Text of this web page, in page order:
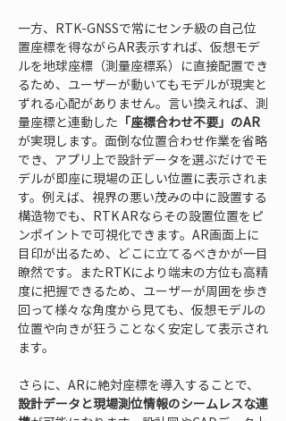
一方、RTK-GNSSで常にセンチ級の自己位
置座標を得ながらAR表示すれば、仮想モデ
ルを地球座標（測量座標系）に直接配置でき
るため、ユーザーが動いてもモデルが現実と
ずれる心配がありません。言い換えれば、測
量座標と連動した 「座標合わせ不要」のAR
が実現します。面倒な位置合わせ作業を省略
でき、アプリ上で設計データを選ぶだけでモ
デルが即座に現場の正しい位置に表示されま
す。例えば、視界の悪い茂みの中に設置する
構造物でも、RTK ARならその設置位置をピ
ンポイントで可視化できます。AR画面上に
目印が出るため、どこに立てるべきかが一目
瞭然です。またRTKにより端末の方位も高精
度に把握できるため、ユーザーが周囲を歩き
回って様々な角度から見ても、仮想モデルの
位置や向きが狂うことなく安定して表示され
ます。
さらに、ARに絶対座標を導入することで、
設計データと現場測位情報のシームレスな連